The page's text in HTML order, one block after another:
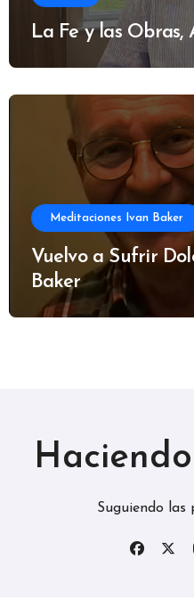
La Fe y las Obras,
Meditaciones Ivan Baker
Vuelvo a Sufrir
Baker
Suguiendo las